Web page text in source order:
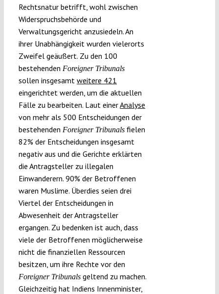
Rechtsnatur betrifft, wohl zwischen
Widerspruchsbehörde und
Verwaltungsgericht anzusiedeln. An
ihrer Unabhängigkeit wurden vielerorts
Zweifel geäußert. Zu den 100
bestehenden Foreigner Tribunals
sollen insgesamt weitere 421
eingerichtet werden, um die aktuellen
Fälle zu bearbeiten. Laut einerAnalyse
von mehr als 500 Entscheidungen der
bestehenden Foreigner Tribunalsfielen
82% der Entscheidungen insgesamt
negativ aus und die Gerichte erklärten
die Antragsteller zu illegalen
Einwanderern. 90% der Betroffenen
waren Muslime. Überdies seien drei
Viertel der Entscheidungen in
Abwesenheit der Antragsteller
ergangen. Zu bedenken ist auch, dass
viele der Betroffenen möglicherweise
nicht die finanziellen Ressourcen
besitzen, um ihre Rechte vor den
Foreigner Tribunalsgeltend zu machen.
Gleichzeitig hat Indiens Innenminister,